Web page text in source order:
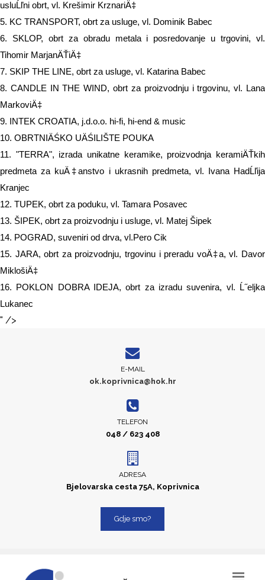
usluĹľni obrt, vl. Krešimir KrznariÄ‡
5. KC TRANSPORT, obrt za usluge, vl. Dominik Babec
6. SKLOP, obrt za obradu metala i posredovanje u trgovini, vl.
Tihomir MarjanÄŤiÄ‡
7. SKIP THE LINE, obrt za usluge, vl. Katarina Babec
8. CANDLE IN THE WIND, obrt za proizvodnju i trgovinu, vl. Lana
MarkoviÄ‡
9. INTEK CROATIA, j.d.o.o. hi-fi, hi-end & music
10. OBRTNIÄŚKO UÄŚILIŠTE POUKA
11. "TERRA", izrada unikatne keramike, proizvodnja keramiÄŤkih
predmeta za kuÄ‡anstvo i ukrasnih predmeta, vl. Ivana HadĹľija
Kranjec
12. TUPEK, obrt za poduku, vl. Tamara Posavec
13. ŠIPEK, obrt za proizvodnju i usluge, vl. Matej Šipek
14. POGRAD, suveniri od drva, vl.Pero Cik
15. JARA, obrt za proizvodnju, trgovinu i preradu voÄ‡a, vl. Davor
MiklošiÄ‡
16. POKLON DOBRA IDEJA, obrt za izradu suvenira, vl. Ĺ˝eljka
Lukanec
" />
E-MAIL
ok.koprivnica@hok.hr
TELEFON
048 / 623 408
ADRESA
Bjelovarska cesta 75A, Koprivnica
Gdje smo?